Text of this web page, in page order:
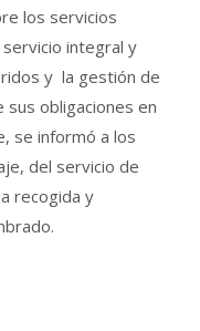
los servicios
integral y
y la gestión de
obligaciones en
se informó a los
del servicio de
recogida y